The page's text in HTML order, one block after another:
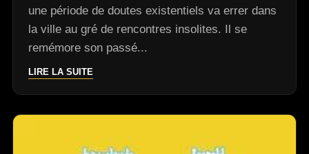
une période de doutes existentiels va errer dans
la ville au gré de rencontres insolites. Il se
remémore son passé...
LIRE LA SUITE